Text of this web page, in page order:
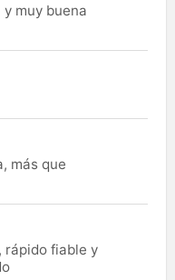
muy buena
más que
rápido fiable y